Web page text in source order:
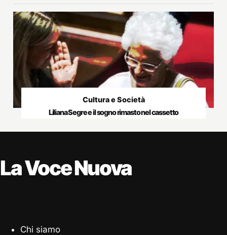
Cultura e Società
Liliana Segre e il sogno rimasto nel cassetto
La Voce Nuova
Chi siamo